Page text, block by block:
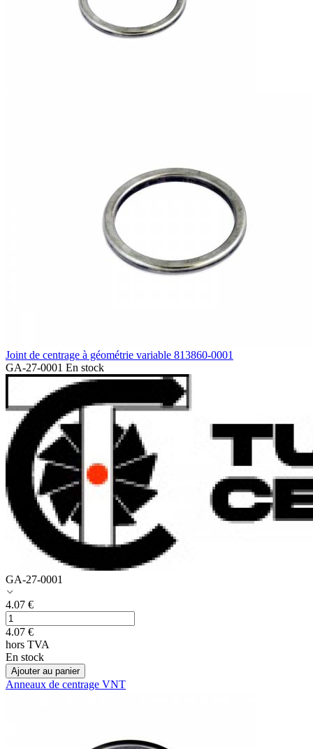
Joint de centrage à géométrie variable 813860-0001
GA-27-0001 En stock
GA-27-0001
4.07 €
4.07 €
hors TVA
En stock
Ajouter au panier
Anneaux de centrage VNT